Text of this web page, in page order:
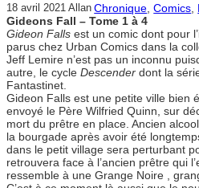
18 avril 2021 Allan Chronique , Comics
Gideons Fall – Tome 1 à 4
Gideon Falls est un comic dont pour
parus chez Urban Comics dans la
Jeff Lemire n’est pas un inconnu
autre, le cycle Descender dont la
Fantastinet.
Gideon Falls est une petite ville bien
envoyé le Père Wilfried Quinn, sur
mort du prêtre en place. Ancien
la bourgade après avoir été
dans le petit village sera perturbant
retrouvera face à l’ancien prêtre qui
ressemble à une Grange Noire ,